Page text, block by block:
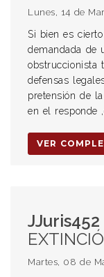
Lunes, 14 de
Si bien es
demandada de
obstruccionista
defensas
pretensión de
en el responde
VER
JJuris452
EXTINCIÓN DEL CONTRATO DE TRABAJO. Tareas no especificadas por el C.C.T. a la trabajadora.
Martes, 08 de